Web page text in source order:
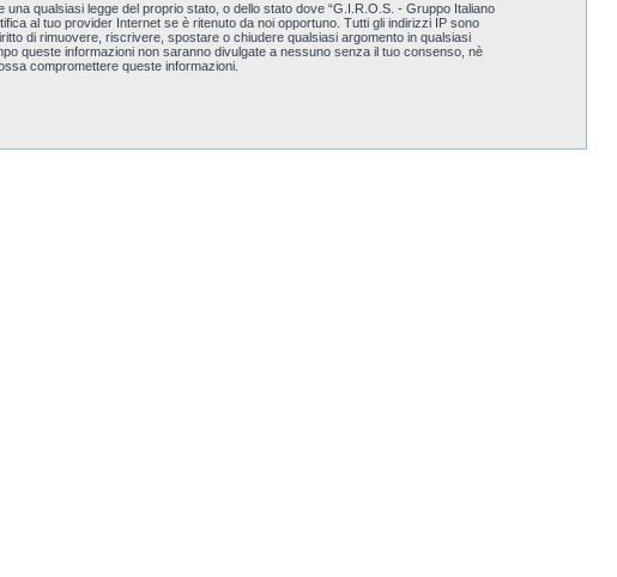
qualsiasi legge del proprio stato, o dello stato dove “G.I.R.O.S. - Gruppo Italiano
al tuo provider Internet se è ritenuto da noi opportuno. Tutti gli indirizzi IP sono
di rimuovere, riscrivere, spostare o chiudere qualsiasi argomento in qualsiasi
queste informazioni non saranno divulgate a nessuno senza il tuo consenso, nè
compromettere queste informazioni.